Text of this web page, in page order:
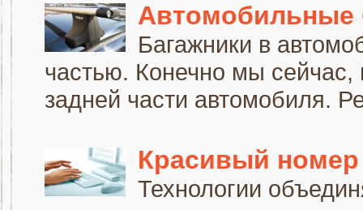
Автомобильные
Багажники в
частью. Конечно мы
задней части автомобиля.
Красивый
Технологии